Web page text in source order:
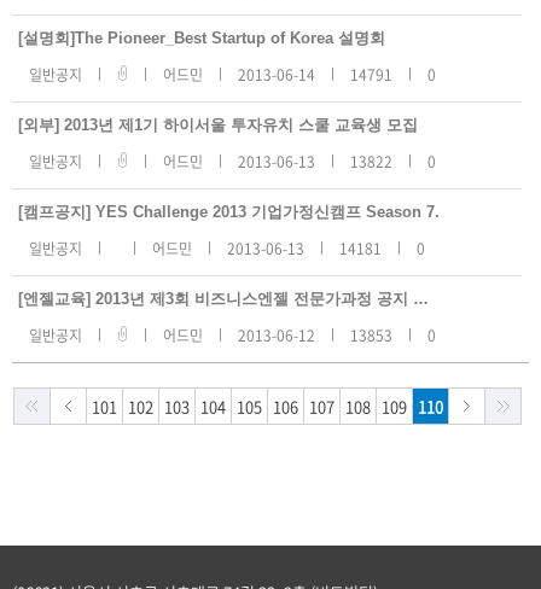
[설명회]The Pioneer_Best Startup of Korea 설명회
일반공지 어드민 2013-06-14 14791 0
[외부] 2013년 제1기 하이서울 투자유치 스쿨 교육생 모집
일반공지 어드민 2013-06-13 13822 0
[캠프공지] YES Challenge 2013 기업가정신캠프 Season 7.
일반공지 어드민 2013-06-13 14181 0
[엔젤교육] 2013년 제3회 비즈니스엔젤 전문가과정 공지 안내
일반공지 어드민 2013-06-12 13853 0
101 102 103 104 105 106 107 108 109 110